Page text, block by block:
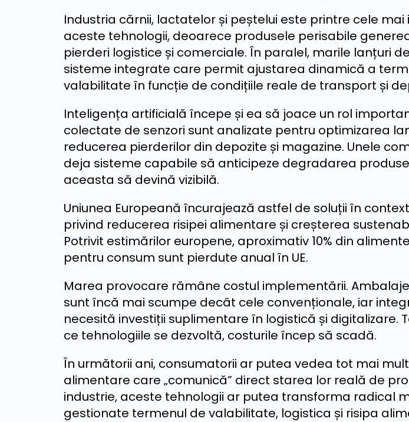
Industria cărnii, lactatelor și peștelui este printre cele
aceste tehnologii, deoarece produsele perisabile
pierderi logistice și comerciale. În paralel, marile lanțuri
sisteme integrate care permit ajustarea dinamică a
valabilitate în funcție de condițiile reale de transport și
Inteligența artificială începe și ea să joace un rol
colectate de senzori sunt analizate pentru optimizarea
reducerea pierderilor din depozite și magazine. Unele
deja sisteme capabile să anticipeze degradarea
aceasta să devină vizibilă.
Uniunea Europeană încurajează astfel de soluții în
privind reducerea risipei alimentare și creșterea
Potrivit estimărilor europene, aproximativ 10% din
pentru consum sunt pierdute anual în UE.
Marea provocare rămâne costul implementării.
sunt încă mai scumpe decât cele convenționale, iar
necesită investiții suplimentare în logistică și digitalizare.
ce tehnologiile se dezvoltă, costurile încep să scadă.
În următorii ani, consumatorii ar putea vedea tot mai
alimentare care „comunică” direct starea lor reală de
industrie, aceste tehnologii ar putea transforma radical
gestionate termenul de valabilitate, logistica și risipa